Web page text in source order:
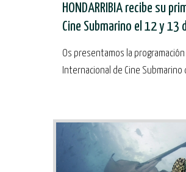
HONDARRIBIA recibe su
Cine Submarino el 12 y 13
Os presentamos la
Internacional de Cine Submarino